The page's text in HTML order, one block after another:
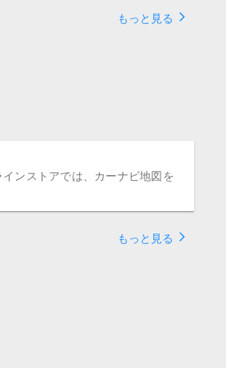
もっと見る arrow_forward_ios
ンストアでは、カーナビ地図を
もっと見る arrow_forward_ios